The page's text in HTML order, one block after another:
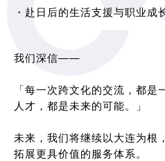
・赴日后的生活支援与职业成
我们深信——
「每一次跨文化的交流，都
人才，都是未来的可能。」
未来，我们将继续以大连为根
拓展更具价值的服务体系。